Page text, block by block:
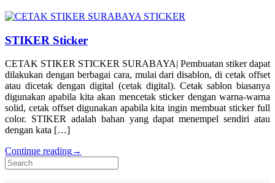
STIKER Sticker
CETAK STIKER STICKER SURABAYA| Pembuatan stiker dapat
dilakukan dengan berbagai cara, mulai dari disablon, di cetak offset
atau dicetak dengan digital (cetak digital). Cetak sablon biasanya
digunakan apabila kita akan mencetak sticker dengan warna-warna
solid, cetak offset digunakan apabila kita ingin membuat sticker full
color. STIKER adalah bahan yang dapat menempel sendiri atau
dengan kata […]
Continue reading→
Search
for: